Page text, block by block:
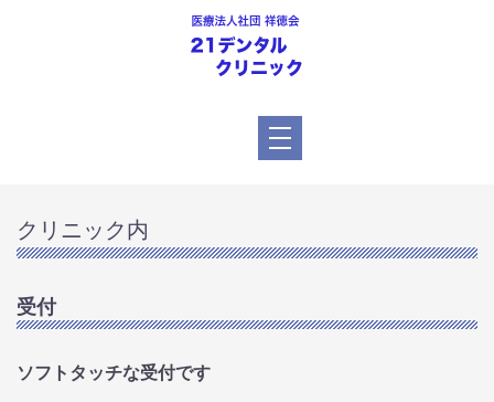
クリニック内
受付
ソフトタッチな受付です